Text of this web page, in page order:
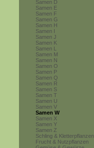
Samen D
Samen E
Samen F
Samen G
Samen H
Samen I
Samen J
Samen K
Samen L
Samen M
Samen N
Samen O
Samen P
Samen Q
Samen R
Samen S
Samen T
Samen U
Samen V
Samen W
Samen X
Samen Y
Samen Z
Schling & Kletterpflanzen
Frucht & Nutzpflanzen